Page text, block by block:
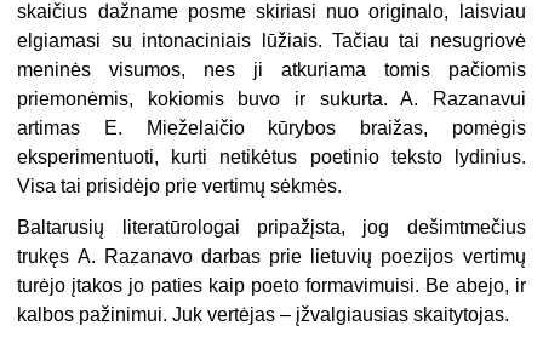
skaičius dažname posme skiriasi nuo originalo, laisviau
elgiamasi su intonaciniais lūžiais. Tačiau tai nesugriovė
meninės visumos, nes ji atkuriama tomis pačiomis
priemonėmis, kokiomis buvo ir sukurta. A. Razanavui
artimas E. Mieželaičio kūrybos braižas, pomėgis
eksperimentuoti, kurti netikėtus poetinio teksto lydinius.
Visa tai prisidėjo prie vertimų sėkmės.
Baltarusių literatūrologai pripažįsta, jog dešimtmečius
trukęs A. Razanavo darbas prie lietuvių poezijos vertimų
turėjo įtakos jo paties kaip poeto formavimuisi. Be abejo, ir
kalbos pažinimui. Juk vertėjas – įžvalgiausias skaitytojas.